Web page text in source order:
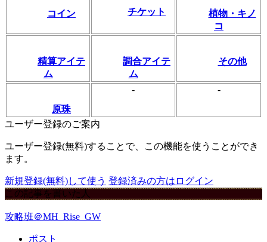
コイン チケット
植物・キノ
コ
精算アイテ
ム
調合アイテ
ム
その他
原珠
- -
ユーザー登録のご案内
ユーザー登録(無料)することで、この機能を使うことができ
ます。
新規登録(無料)して使う 登録済みの方はログイン
この記事を書いた人
攻略班＠MH_Rise_GW
ポスト